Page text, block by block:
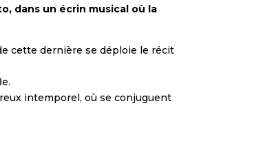
dans un écrin musical où la
cette dernière se déploie le récit
intemporel, où se conjuguent